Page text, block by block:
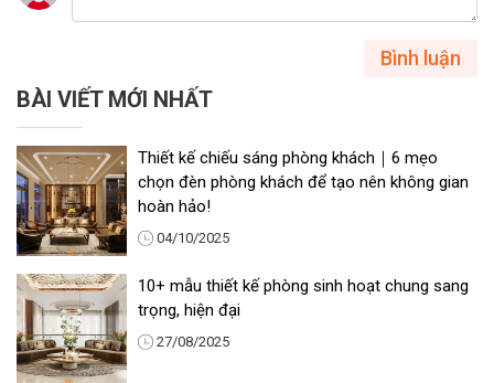
Bình luận
BÀI VIẾT MỚI NHẤT
Thiết kế chiếu sáng phòng khách｜6 mẹo
chọn đèn phòng khách để tạo nên không gian
hoàn hảo!
04/10/2025
10+ mẫu thiết kế phòng sinh hoạt chung sang
trọng, hiện đại
27/08/2025